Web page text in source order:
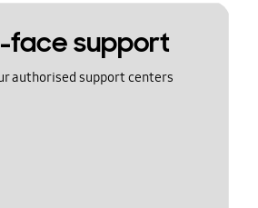
face support
authorised support centers